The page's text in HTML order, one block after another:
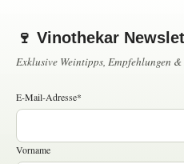
🍷 Vinothekar
Exklusive Weintipps, Empfehlungen
E-Mail-Adresse*
Vorname